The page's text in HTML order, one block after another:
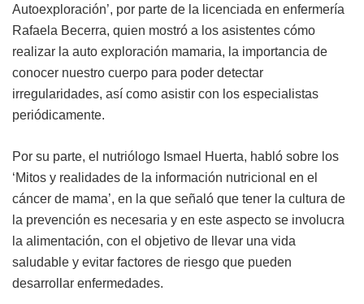
Autoexploración’, por parte de la licenciada en enfermería
Rafaela Becerra, quien mostró a los asistentes cómo
realizar la auto exploración mamaria, la importancia de
conocer nuestro cuerpo para poder detectar
irregularidades, así como asistir con los especialistas
periódicamente.
Por su parte, el nutriólogo Ismael Huerta, habló sobre los
‘Mitos y realidades de la información nutricional en el
cáncer de mama’, en la que señaló que tener la cultura de
la prevención es necesaria y en este aspecto se involucra
la alimentación, con el objetivo de llevar una vida
saludable y evitar factores de riesgo que pueden
desarrollar enfermedades.